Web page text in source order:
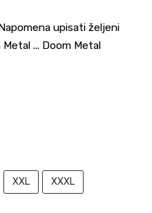
upisati željeni
... Doom Metal
XXL XXXL